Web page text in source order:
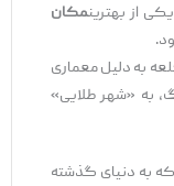
از بهترینمکان
به دلیل معماری
به «شهر طلایی»
به دنیای گذشته